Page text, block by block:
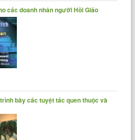
các doanh nhân người Hồi Giáo
bày các tuyệt tác quen thuộc và